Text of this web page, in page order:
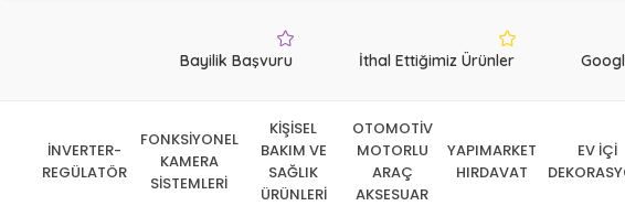
Bayilik Başvuru İthal Ettiğimiz Ürünler
İNVERTER-
REGÜLATÖR
FONKSİYONEL
KAMERA
SİSTEMLERİ
KİŞİSEL
BAKIM VE
SAĞLIK
ÜRÜNLERİ
OTOMOTİV
MOTORLU
ARAÇ
AKSESUAR
YAPIMARKET
HIRDAVAT
EV İÇİ